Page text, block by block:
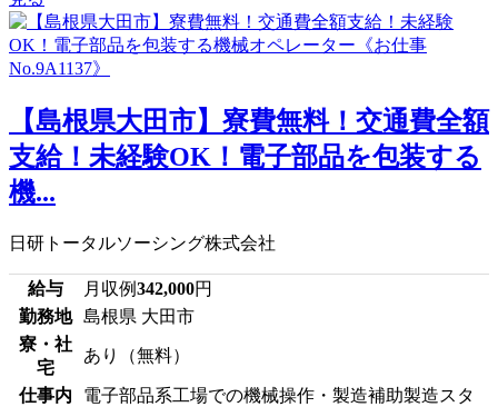
【島根県大田市】寮費無料！交通費全額
支給！未経験OK！電子部品を包装する
機...
日研トータルソーシング株式会社
給与 月収例342,000円
勤務地 島根県 大田市
寮・社
宅
あり（無料）
仕事内
電子部品系工場での機械操作・製造補助製造スタ